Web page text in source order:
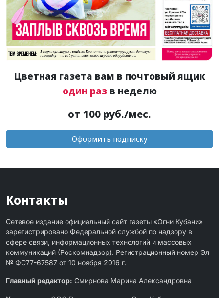
Цветная газета вам в почтовый ящик
один разв неделю
от 100 руб./мес.
Оформить подписку
Контакты
Сетевое издание официальный сайт газеты «Огни Кубани»
зарегистрировано Федеральной службой по надзору в
сфере связи, информационных технологий и массовых
коммуникаций (Роскомнадзор). Регистрационный номер Эл
№ ФС77-67587 от 10 ноября 2016 г.
Главный редактор: Смирнова Марина Александровна